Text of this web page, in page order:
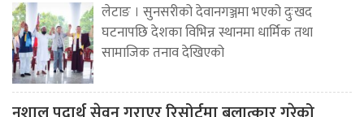
लेटाङ । सुनसरीको देवानगञ्जमा भएको दुःखद
घटनापछि देशका विभिन्न स्थानमा धार्मिक तथा
सामाजिक तनाव देखिएको